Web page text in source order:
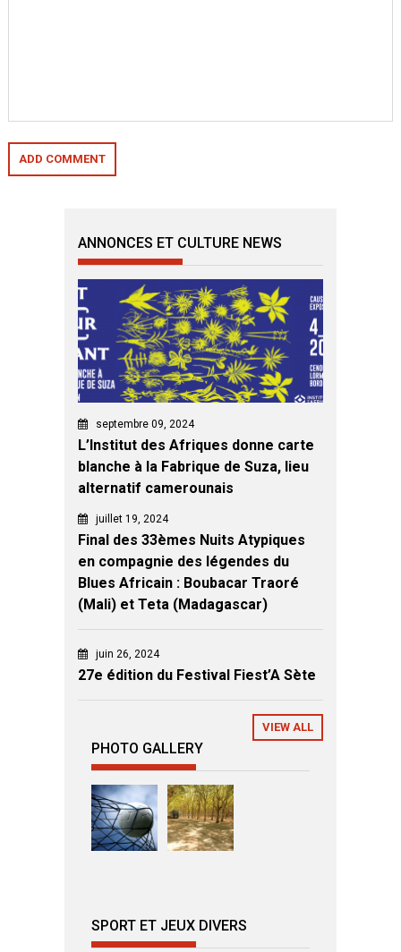
ANNONCES ET CULTURE NEWS
septembre 09, 2024
L’Institut des Afriques donne carte
blanche à la Fabrique de Suza, lieu
alternatif camerounais
juillet 19, 2024
Final des 33èmes Nuits Atypiques
en compagnie des légendes du
Blues Africain : Boubacar Traoré
(Mali) et Teta (Madagascar)
juin 26, 2024
27e édition du Festival Fiest’A Sète
VIEW ALL
PHOTO GALLERY
SPORT ET JEUX DIVERS